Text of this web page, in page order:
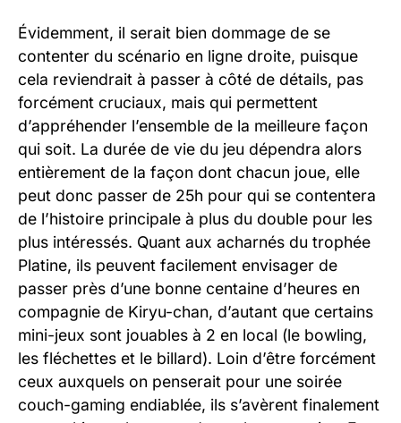
Évidemment, il serait bien dommage de se
contenter du scénario en ligne droite, puisque
cela reviendrait à passer à côté de détails, pas
forcément cruciaux, mais qui permettent
d’appréhender l’ensemble de la meilleure façon
qui soit. La durée de vie du jeu dépendra alors
entièrement de la façon dont chacun joue, elle
peut donc passer de 25h pour qui se contentera
de l’histoire principale à plus du double pour les
plus intéressés. Quant aux acharnés du trophée
Platine, ils peuvent facilement envisager de
passer près d’une bonne centaine d’heures en
compagnie de Kiryu-chan, d’autant que certains
mini-jeux sont jouables à 2 en local (le bowling,
les fléchettes et le billard). Loin d’être forcément
ceux auxquels on penserait pour une soirée
couch-gaming endiablée, ils s’avèrent finalement